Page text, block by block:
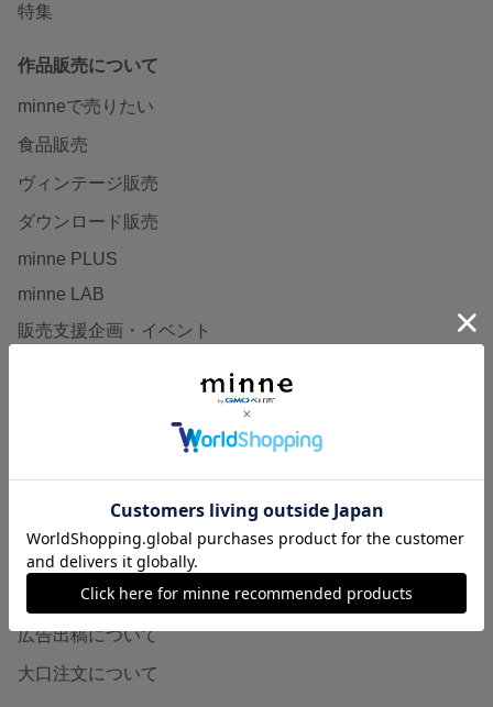
特集
作品販売について
minneで売りたい
食品販売
ヴィンテージ販売
ダウンロード販売
minne PLUS
minne LAB
販売支援企画・イベント
minneとものづくりと
minneの本
企業の方へ
広告出稿について
大口注文について